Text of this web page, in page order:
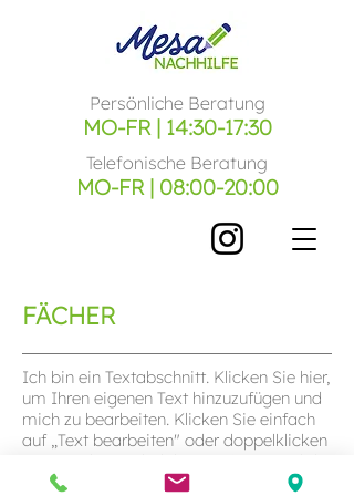
Persönliche Beratung
MO-FR | 14:30-17:30
Telefonische Beratung
MO-FR | 08:00-20:00
FÄCHER
Ich bin ein Textabschnitt. Klicken Sie hier,
um Ihren eigenen Text hinzuzufügen und
mich zu bearbeiten. Klicken Sie einfach
auf „Text bearbeiten" oder doppelklicken
Fonts zu ändern. Ziehen Sie mich an die